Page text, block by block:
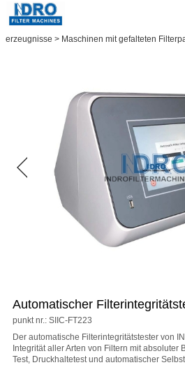
erzeugnisse > Maschinen mit gefalteten
Automatischer
punkt nr.: SIIC-FT223
Der automatische Filterintegritätstester von
Integrität aller Arten von Filtern mit absoluter
Test, Druckhaltetest und automatischer
Eine Rezension schreiben
botschaft